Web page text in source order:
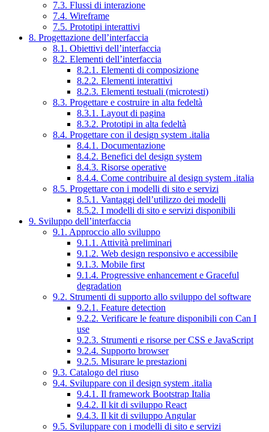
7.3. Flussi di interazione
7.4. Wireframe
7.5. Prototipi interattivi
8. Progettazione dell’interfaccia
8.1. Obiettivi dell’interfaccia
8.2. Elementi dell’interfaccia
8.2.1. Elementi di composizione
8.2.2. Elementi interattivi
8.2.3. Elementi testuali (microtesti)
8.3. Progettare e costruire in alta fedeltà
8.3.1. Layout di pagina
8.3.2. Prototipi in alta fedeltà
8.4. Progettare con il design system .italia
8.4.1. Documentazione
8.4.2. Benefici del design system
8.4.3. Risorse operative
8.4.4. Come contribuire al design system .italia
8.5. Progettare con i modelli di sito e servizi
8.5.1. Vantaggi dell’utilizzo dei modelli
8.5.2. I modelli di sito e servizi disponibili
9. Sviluppo dell’interfaccia
9.1. Approccio allo sviluppo
9.1.1. Attività preliminari
9.1.2. Web design responsivo e accessibile
9.1.3. Mobile first
9.1.4. Progressive enhancement e Graceful
degradation
9.2. Strumenti di supporto allo sviluppo del software
9.2.1. Feature detection
9.2.2. Verificare le feature disponibili con Can I
use
9.2.3. Strumenti e risorse per CSS e JavaScript
9.2.4. Supporto browser
9.2.5. Misurare le prestazioni
9.3. Catalogo del riuso
9.4. Sviluppare con il design system .italia
9.4.1. Il framework Bootstrap Italia
9.4.2. Il kit di sviluppo React
9.4.3. Il kit di sviluppo Angular
9.5. Sviluppare con i modelli di sito e servizi